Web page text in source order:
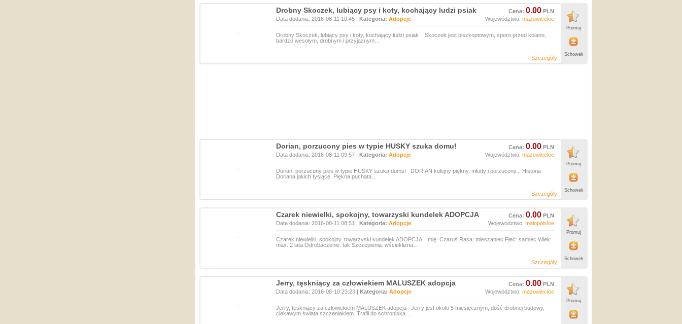
Drobny Skoczek, lubiący psy i koty, kochający ludzi psiak Cena: 0.00 PLN
Data dodania: 2016-08-11 10:45 | Kategoria: Adopcje Województwo: mazowieckie
Drobny Skoczek, lubiący psy i koty, kochający ludzi psiak Skoczek jest biszkoptowym, sporo przed kolano,
bardzo wesołym, drobnym i przyjaznym…
Szczegóły
Promuj
Schowek
Dorian, porzucony pies w typie HUSKY szuka domu! Cena: 0.00 PLN
Data dodania: 2016-08-11 09:57 | Kategoria: Adopcje Województwo: mazowieckie
Dorian, porzucony pies w typie HUSKY szuka domu! DORIAN kolejny piękny, młody i porzucony... Historia
Doriana jakich tysiące. Piękna puchata…
Szczegóły
Promuj
Schowek
Czarek niewielki, spokojny, towarzyski kundelek ADOPCJA Cena: 0.00 PLN
Data dodania: 2016-08-11 08:51 | Kategoria: Adopcje Województwo: małopolskie
Czarek niewielki, spokojny, towarzyski kundelek ADOPCJA Imię: Czaruś Rasa: mieszaniec Płeć: samiec Wiek:
max. 2 lata Odrobaczenie: tak Szczepienia: wścieklizna…
Szczegóły
Promuj
Schowek
Jerry, tęskniący za człowiekiem MALUSZEK adopcja Cena: 0.00 PLN
Data dodania: 2016-08-10 23:23 | Kategoria: Adopcje Województwo: mazowieckie
Jerry, tęskniący za człowiekiem MALUSZEK adopcja Jerry jest około 5 miesięcznym, dość drobnej budowy,
ciekawym świata szczeniakiem. Trafił do schroniska…
Promuj